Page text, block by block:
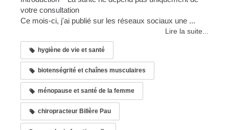
votre consultation
Ce mois-ci, j'ai publié sur les réseaux sociaux une ...
Lire la suite...
hygiène de vie et santé
biotenségrité et chaînes musculaires
ménopause et santé de la femme
chiropracteur Billère Pau